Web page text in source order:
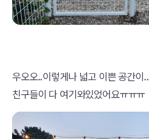
우오오..이렇게나 넓고 이쁜 공간이..
친구들이 다 여기와있었어요ㅠㅠㅠ